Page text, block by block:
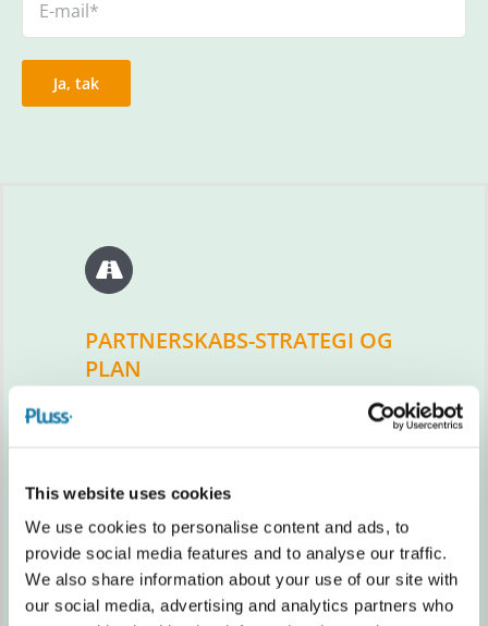
This website uses cookies
We use cookies to personalise content and ads, to
provide social media features and to analyse our traffic.
We also share information about your use of our site with
our social media, advertising and analytics partners who
PARTNERSKABS-STRATEGI OG
PLAN
STRATEGISK LÆRING I